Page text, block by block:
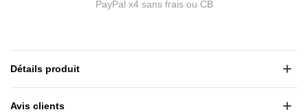
PayPal x4 sans frais ou CB
Détails produit
Avis clients